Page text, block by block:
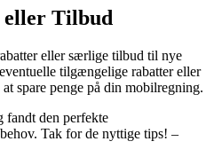
eller Tilbud
eller særlige tilbud til nye
tilgængelige rabatter eller
spare penge på din mobilregning.
fandt den perfekte
Tak for de nyttige tips! –